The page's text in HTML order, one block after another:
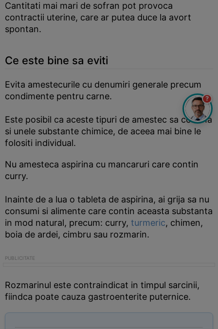
Cantitati mai mari de sofran pot provoca
contractii uterine, care ar putea duce la avort
spontan.
Ce este bine sa eviti
Evita amestecurile cu denumiri generale precum
condimente pentru carne.
Este posibil ca aceste tipuri de amestec sa contina
si unele substante chimice, de aceea mai bine le
folositi individual.
Nu amesteca aspirina cu mancaruri care contin
curry.
Inainte de a lua o tableta de aspirina, ai grija sa nu
consumi si alimente care contin aceasta substanta
in mod natural, precum: curry, turmeric, chimen,
boia de ardei, cimbru sau rozmarin.
Rozmarinul este contraindicat in timpul sarcinii,
fiindca poate cauza gastroenterite puternice.
?